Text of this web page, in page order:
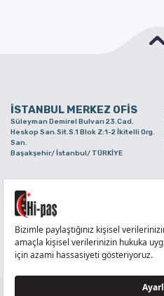
İSTANBUL MERKEZ OFİS
Süleyman Demirel Bulvarı 23.Cad.
Heskop San.Sit.S.1 Blok Z:1-2 İkitelli Org.
San.
Başakşehir/ İstanbul/ TÜRKİYE
Alaaddinbey Mah. Ayfatma Cad. No.11 A/C
Sam.3 Plaza B Blok Nilüfer/ Bursa/
TÜRKİYE
TELEFON